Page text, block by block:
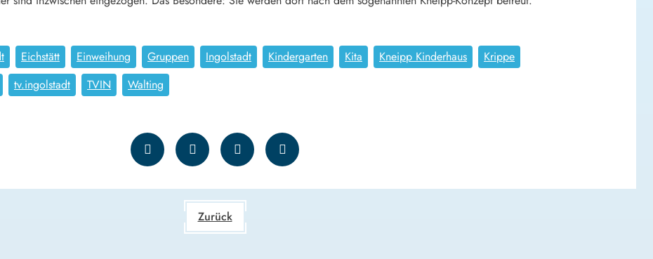
Eichstätt Einweihung Gruppen Ingolstadt Kindergarten Kita Kneipp Kinderhaus
Krippe
tv.ingolstadt TVIN Walting
Zurück